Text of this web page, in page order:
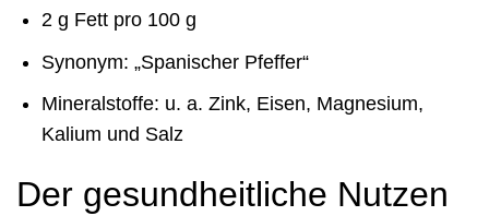
2 g Fett pro 100 g
Synonym: „Spanischer Pfeffer“
Mineralstoffe: u. a. Zink, Eisen, Magnesium,
Kalium und Salz
Der gesundheitliche Nutzen